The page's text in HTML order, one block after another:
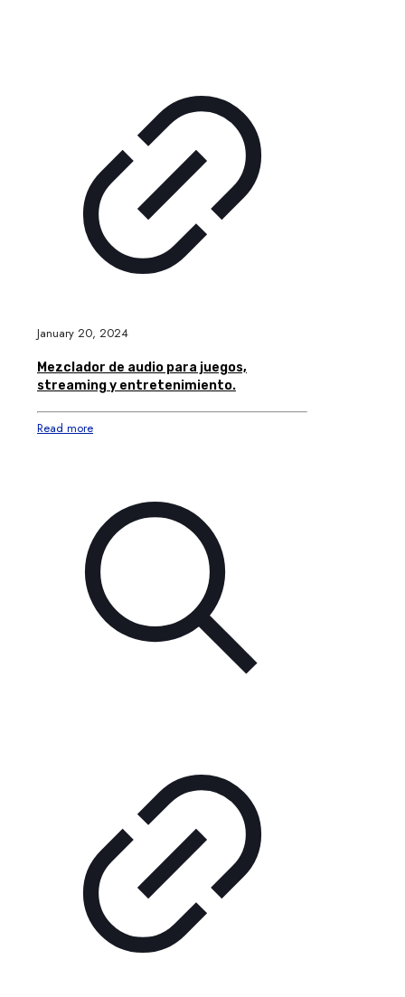
January 20, 2024
Mezclador de audio para juegos,
streaming y entretenimiento.
Read more